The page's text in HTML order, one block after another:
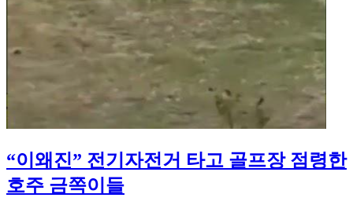
“이왜진” 전기자전거 타고 골프장 점령한
호주 금쪽이들